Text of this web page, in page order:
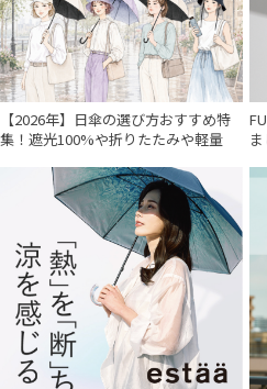
価格・割引率
在庫表示
販売状況
入荷状況
【2026年】日傘の選び方おすすめ特
集！遮光100%や折りたたみや軽量
ま